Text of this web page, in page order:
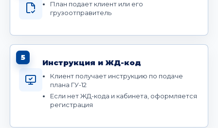
План подает клиент или его
грузоотправитель
5
Инструкция и ЖД-код
Клиент получает инструкцию по подаче
плана ГУ-12
Если нет ЖД-кода и кабинета, оформляется
регистрация